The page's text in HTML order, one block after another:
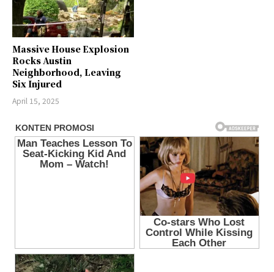
Massive House Explosion
Rocks Austin
Neighborhood, Leaving
Six Injured
April 15, 2025